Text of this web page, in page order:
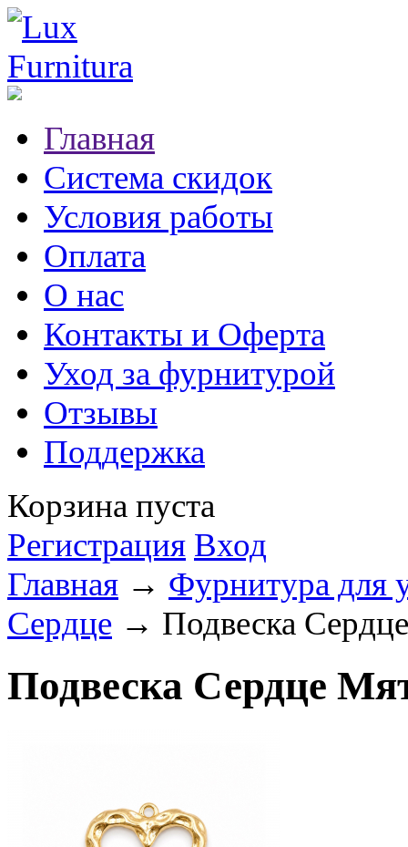
Главная
Система скидок
Условия работы
Оплата
О нас
Контакты и Оферта
Уход за фурнитурой
Отзывы
Поддержка
Корзина пуста
Регистрация Вход
Главная → Фурнитура для
Сердце → Подвеска
Подвеска Сердце